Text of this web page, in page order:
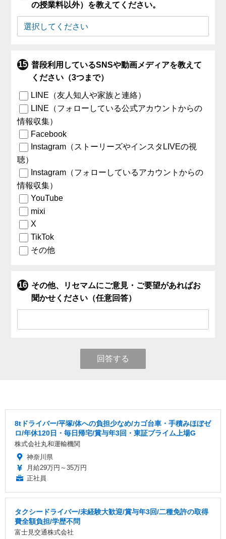
の授業料以外）を教えてください。
普段利用しているSNSや動画メディアを教えて
ください（3つまで）
LINE（友人知人や家族と連絡）
LINE（フォローしている公式アカウントからの
情報収集）
Facebook
Instagram（ストーリーズやインスタLIVEの視
聴）
Instagram（フォローしているアカウントからの
情報収集）
YouTube
mixi
X
TikTok
その他
その他、リセマムにご意見・ご要望があればお
聞かせください（任意回答）
回答する
8tドライバー/平塚/体への負担少なめ/カゴ台車・手積みほぼゼ
ロ/年休120日・毎日帰宅/賞与年3回・東証プライム上場G
株式会社丸和運輸機関
神奈川県
月給29万円～35万円
正社員
タクシードライバー/未経験大歓迎/賞与年3回/二種免許の取得
費全額負担/学歴不問
富士見交通株式会社